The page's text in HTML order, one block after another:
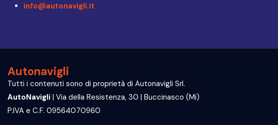
info@autonavigli.it
Autonavigli
Tutti i contenuti sono di proprietà di Autonavigli Srl.
AutoNavigli | Via della Resistenza, 30 | Buccinasco (Mi)
P.IVA e C.F. 09564070960